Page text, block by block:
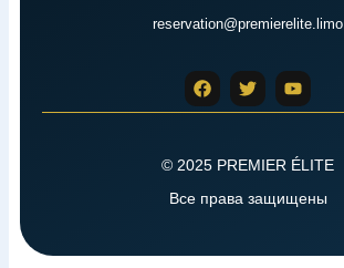
reservation@premierelite.limo
© 2025 PREMIER ÉLITE
Все права защищены